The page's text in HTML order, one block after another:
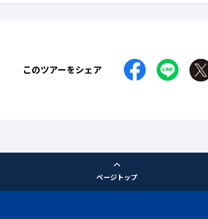
このツアーをシェア
ページトップ